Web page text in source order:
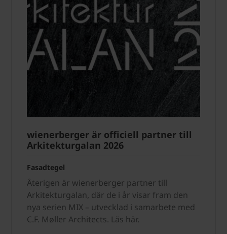
wienerberger är officiell partner till
Arkitekturgalan 2026
Fasadtegel
Återigen är wienerberger partner till
Arkitekturgalan, där de i år visar fram den
nya serien MIX – utvecklad i samarbete med
C.F. Møller Architects. Läs här.